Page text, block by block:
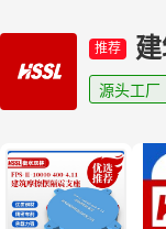
推荐
源头工厂